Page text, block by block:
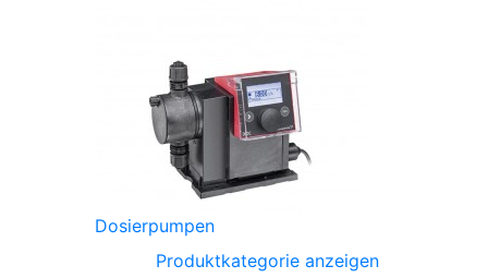
Dosierpumpen
Produktkategorie anzeigen